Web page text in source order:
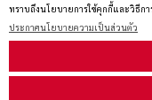
ทราบถึงนโยบายการใช้คุกกี้และวิธีกา
ประกาศนโยบายความเป็นส่วนตัว
นโยบายการจัดส่ง
นโยบายการเปลี่ยน/คืน